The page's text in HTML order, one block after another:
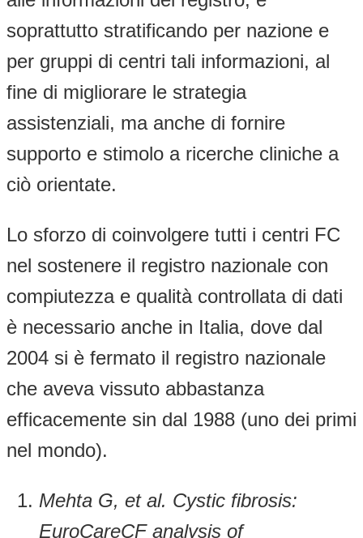
soprattutto stratificando per nazione e
per gruppi di centri tali informazioni, al
fine di migliorare le strategia
assistenziali, ma anche di fornire
supporto e stimolo a ricerche cliniche a
ciò orientate.
Lo sforzo di coinvolgere tutti i centri FC
nel sostenere il registro nazionale con
compiutezza e qualità controllata di dati
è necessario anche in Italia, dove dal
2004 si è fermato il registro nazionale
che aveva vissuto abbastanza
efficacemente sin dal 1988 (uno dei primi
nel mondo).
Mehta G, et al. Cystic fibrosis:
EuroCareCF analysis of